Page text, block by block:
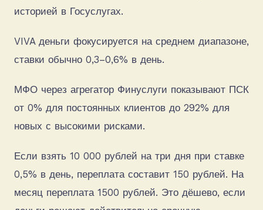
историей в Госуслугах.
VIVA деньги фокусируется на среднем диапазоне,
ставки обычно 0,3–0,6% в день.
МФО через агрегатор Финуслуги показывают ПСК
от 0% для постоянных клиентов до 292% для
новых с высокими рисками.
Если взять 10 000 рублей на три дня при ставке
0,5% в день, переплата составит 150 рублей. На
месяц переплата 1500 рублей. Это дёшево, если